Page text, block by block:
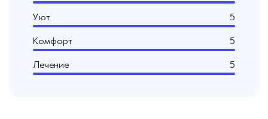
Уют 5
Комфорт 5
Лечение 5